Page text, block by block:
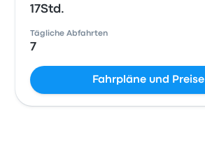
17Std.
Tägliche Abfahrten
7
Fahrpläne und Preise